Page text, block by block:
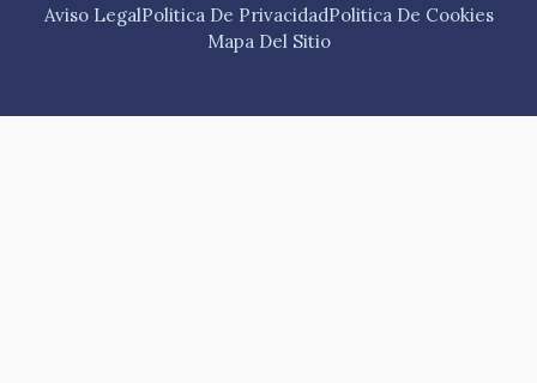
Aviso LegalPolitica De PrivacidadPolitica De Cookies
Mapa Del Sitio